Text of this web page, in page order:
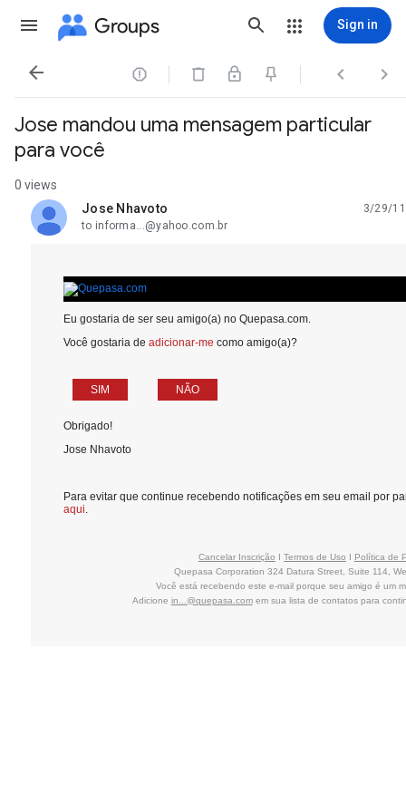
Groups Sign in
   
Jose mandou uma mensagem particular
para você
0 views
Jose Nhavoto
unread,
3/29/11
to informa...@yahoo.com.br
Eu gostaria de ser seu amigo(a) no Quepasa.com.
Você gostaria de adicionar-me como amigo(a)?
SIM NÃO
Obrigado!
Jose Nhavoto
Para evitar que continue recebendo notificações em seu email por
aqui.
Cancelar Inscrição I Termos de Uso I Política de
Quepasa Corporation 324 Datura Street, Suite 114,
Você está recebendo este e-mail porque seu amigo é um
Adicione in...@quepasa.comem sua lista de contatos para